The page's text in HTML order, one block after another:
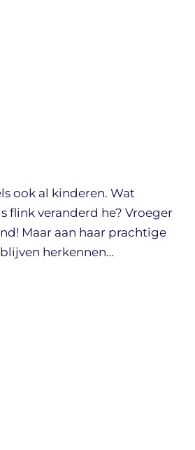
ook al kinderen. Wat
flink veranderd he? Vroeger
Maar aan haar prachtige
herkennen…